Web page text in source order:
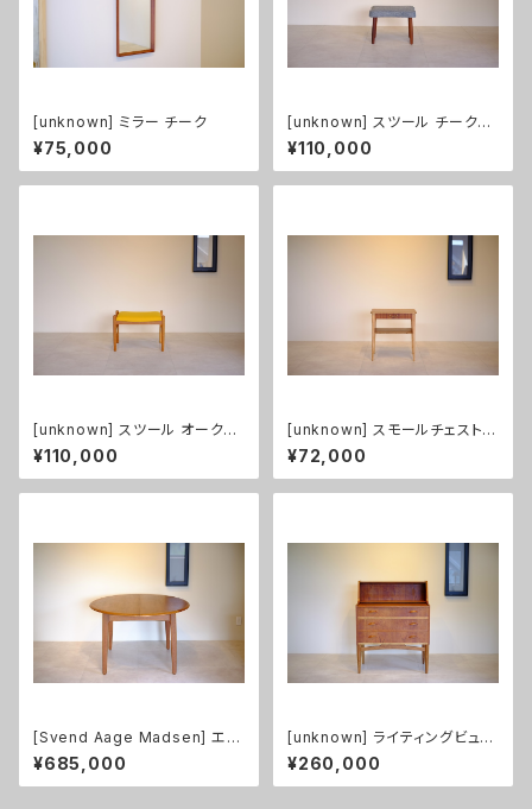
[unknown] ミラー チーク
¥75,000
[unknown] スツール チーク
（張替え済み）
¥110,000
[unknown] スツール オーク
（張替え済み）
¥110,000
[unknown] スモールチェスト
チーク/ビーチ
¥72,000
[Svend Aage Madsen] エク
ステンション付ラウンドダイニン
グテーブル チーク
¥685,000
[unknown] ライティングビュー
ロー チーク
¥260,000